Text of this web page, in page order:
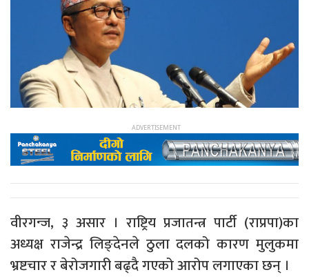
वीरगन्ज, ३ असार । राष्ट्रिय प्रजातन्त्र पार्टी (राप्रपा)का
अध्यक्ष राजेन्द्र लिङ्देनले ठुला दलको कारण मुलुकमा
भ्रष्टचार र बेरोजगारी बढ्दै गएको आरोप लगाएका छन् ।